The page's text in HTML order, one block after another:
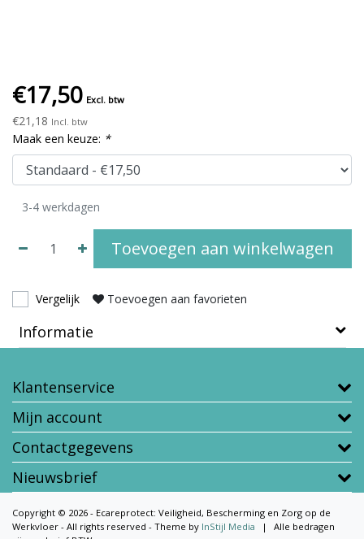
€17,50 Excl. btw
€21,18 Incl. btw
Maak een keuze: *
3-4 werkdagen
Toevoegen aan winkelwagen
Vergelijk Toevoegen aan favorieten
Informatie
Klantenservice
Mijn account
Contactgegevens
Nieuwsbrief
Copyright © 2026 - Ecareprotect: Veiligheid, Bescherming en Zorg op de
Werkvloer - All rights reserved - Theme by InStijl Media |
Alle bedragen